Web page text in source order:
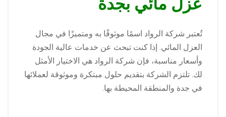
عزل مائي بجدة
تُعتبر شركة الرواد اسمًا موثوقًا به ومتميزًا في مجال
العزل المائي. إذا كنت تبحث عن خدمات عالية الجودة
وأسعار مناسبة، فإن شركة الرواد هي الاختيار الأمثل
لك. تلتزم الشركة بتقديم حلول مبتكرة وموثوقة لعملائها
في جدة والمنطقة المحيطة بها.